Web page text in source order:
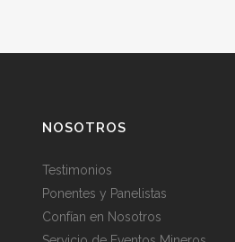
NOSOTROS
Testimonios
Ponentes y Panelistas
Confían en Nosotros